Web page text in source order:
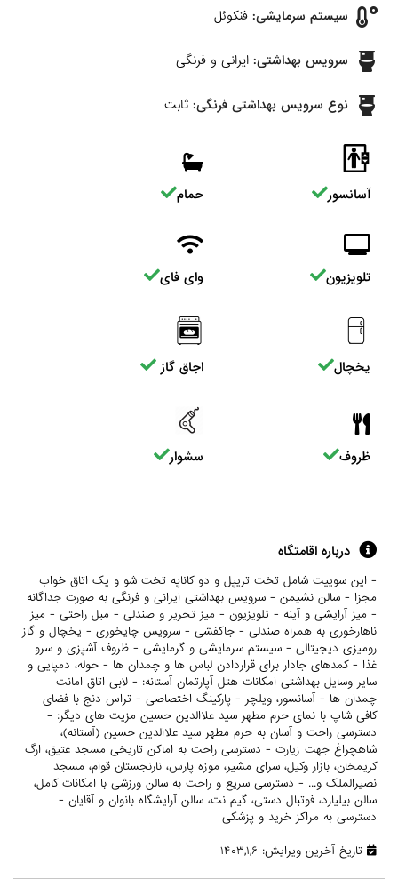
سیستم سرمایشی: فنکوئل
سرویس بهداشتی: ایرانی و فرنگی
نوع سرویس بهداشتی فرنگی: ثابت
آسانسور حمام
تلویزیون وای فای
یخچال اجاق گاز
ظروف سشوار
درباره اقامتگاه
- این سوییت شامل تخت تریپل و دو کاناپه تخت شو و یک اتاق خواب
مجزا - سالن نشیمن - سرویس بهداشتی ایرانی و فرنگی به صورت جداگانه
- میز آرایشی و آینه - تلویزیون - میز تحریر و صندلی - مبل راحتی - میز
ناهارخوری به همراه صندلی - جاکفشی - سرویس چایخوری - یخچال و گاز
رومیزی دیجیتالی - سیستم سرمایشی و گرمایشی - ظروف آشپزی و سرو
غذا - کمدهای جادار برای قراردادن لباس ها و چمدان ها - حوله، دمپایی و
سایر وسایل بهداشتی امکانات هتل آپارتمان آستانه: - لابی اتاق امانت
چمدان ها - آسانسور، ویلچر - پارکینگ اختصاصی - تراس دنج با فضای
کافی شاپ با نمای حرم مطهر سید علاالدین حسین مزیت های دیگر: -
دسترسی راحت و آسان به حرم مطهر سید علاالدین حسین (آستانه)،
شاهچراغ جهت زیارت - دسترسی راحت به اماکن تاریخی مسجد عتیق، ارگ
کریمخان، بازار وکیل، سرای مشیر، موزه پارس، نارنجستان قوام، مسجد
نصیرالملک و... - دسترسی سریع و راحت به سالن ورزشی با امکانات کامل،
سالن بیلیارد، فوتبال دستی، گیم نت، سالن آرایشگاه بانوان و آقایان -
دسترسی به مراکز خرید و پزشکی
تاریخ آخرین ویرایش: ۱۴۰۳,۱,۶